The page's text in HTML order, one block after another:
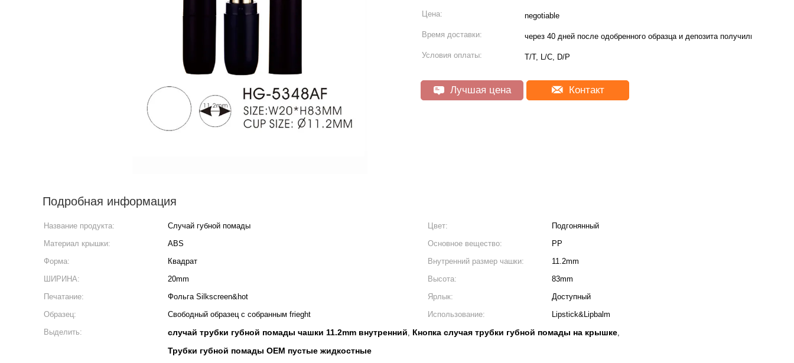
Цена: negotiable
Время доставки: через 40 дней после одобренного образца и депозита получили
Условия оплаты: T/T, L/C, D/P
Лучшая цена Контакт
Подробная информация
Название продукта: Случай губной помады Цвет:
Подгонянный
Материал крышки:
ABS Основное вещество:
PP
Форма:
Квадрат Внутренний размер чашки:
11.2mm
ШИРИНА:
20mm Высота:
83mm
Печатание:
Фольга Silkscreen&hot Ярлык:
Доступный
Образец:
Свободный образец с собранным frieght Использование:
Lipstick&Lipbalm
Выделить:
случай трубки губной помады чашки 11.2mm внутренний, Кнопка случая трубки губной помады на крышке,
Трубки губной помады OEM пустые жидкостные